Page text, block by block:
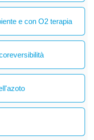
e con O2 terapia